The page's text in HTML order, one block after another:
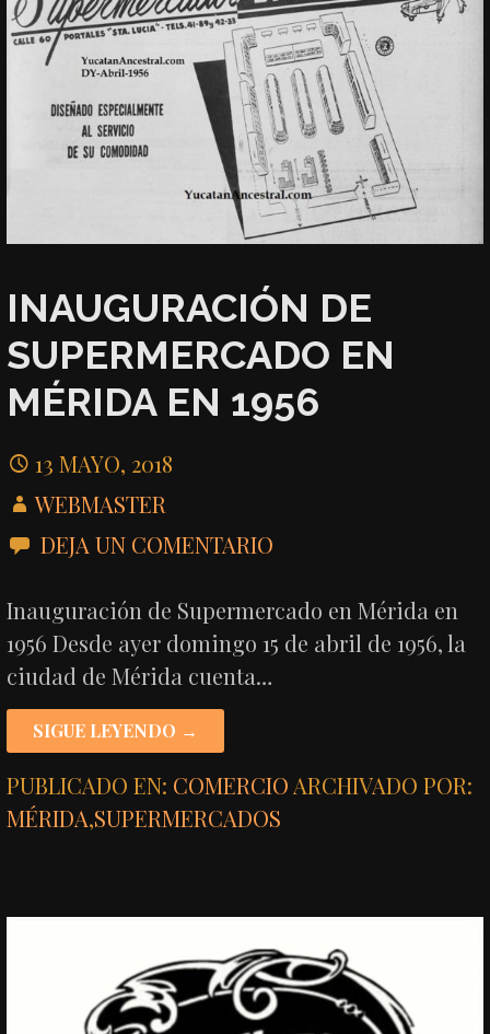
INAUGURACIÓN DE
SUPERMERCADO EN
MÉRIDA EN 1956
13 MAYO, 2018
WEBMASTER
DEJA UN COMENTARIO
Inauguración de Supermercado en Mérida en
1956 Desde ayer domingo 15 de abril de 1956, la
ciudad de Mérida cuenta…
SIGUE LEYENDO →
PUBLICADO EN: COMERCIO ARCHIVADO POR:
MÉRIDA,SUPERMERCADOS